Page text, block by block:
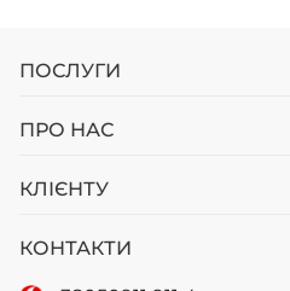
ПОСЛУГИ
ПРО НАС
КЛІЄНТУ
КОНТАКТИ